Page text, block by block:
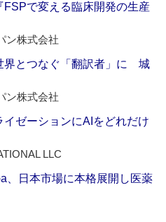
FSPで変える臨床開発の生産
ン株式会社
界とつなぐ「翻訳者」に 城
ン株式会社
ゼーションにAIをどれだけ
LLC
、日本市場に本格展開し医薬